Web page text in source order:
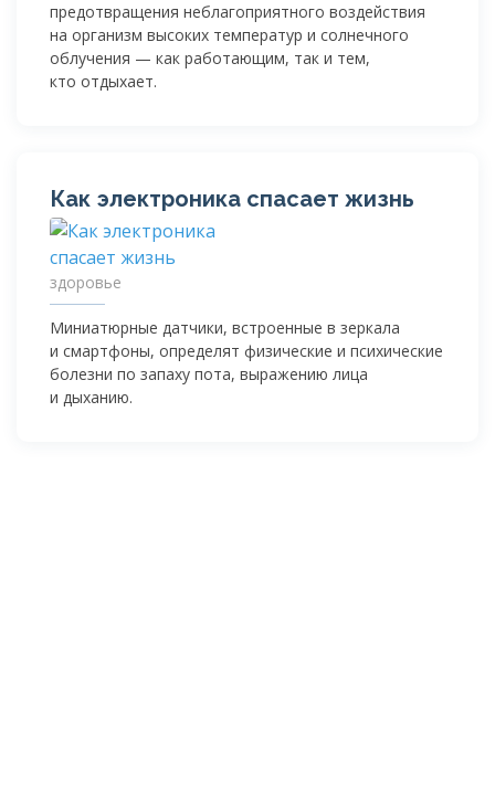
предотвращения неблагоприятного воздействия
на организм высоких температур и солнечного
облучения — как работающим, так и тем,
кто отдыхает.
Как электроника спасает жизнь
здоровье
Миниатюрные датчики, встроенные в зеркала
и смартфоны, определят физические и психические
болезни по запаху пота, выражению лица
и дыханию.